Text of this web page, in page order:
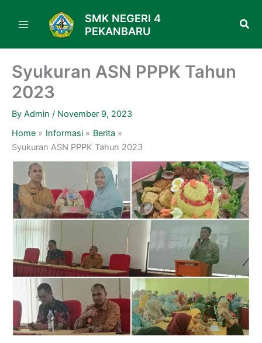
SMK NEGERI 4
PEKANBARU
Syukuran ASN PPPK Tahun
2023
By Admin / November 9, 2023
Home
Informasi
Berita
Syukuran ASN PPPK Tahun 2023